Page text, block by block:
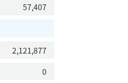
57,407
2,121,877
0